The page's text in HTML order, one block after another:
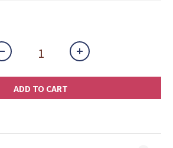
ADD TO CART